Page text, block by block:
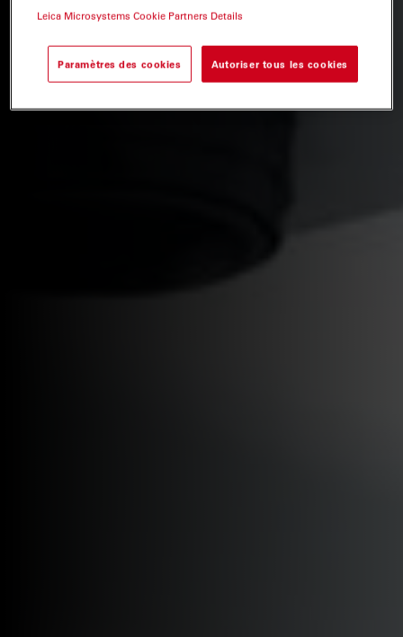
Leica Microsystems Cookie Partners Details
Paramètres des cookies Autoriser tous les cookies